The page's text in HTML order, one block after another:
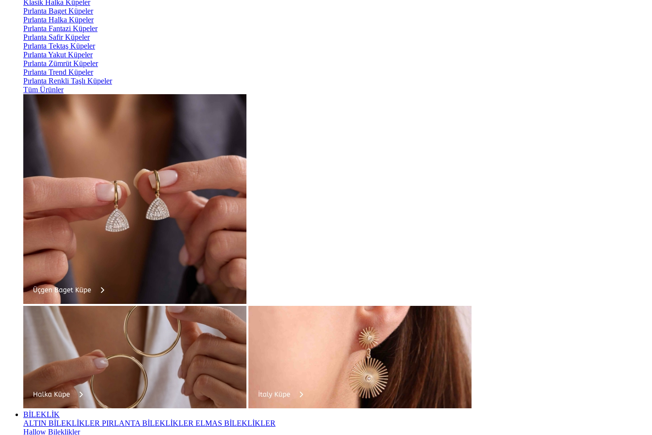
Klasik Halka Küpeler
Pırlanta Baget Küpeler
Pırlanta Halka Küpeler
Pırlanta Fantazi Küpeler
Pırlanta Safir Küpeler
Pırlanta Tektaş Küpeler
Pırlanta Yakut Küpeler
Pırlanta Zümrüt Küpeler
Pırlanta Trend Küpeler
Pırlanta Renkli Taşlı Küpeler
Tüm Ürünler
BİLEKLİK
ALTIN BİLEKLİKLER PIRLANTA BİLEKLİKLER ELMAS BİLEKLİKLER
Hallow Bileklikler